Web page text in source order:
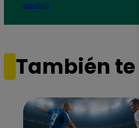
español)
También